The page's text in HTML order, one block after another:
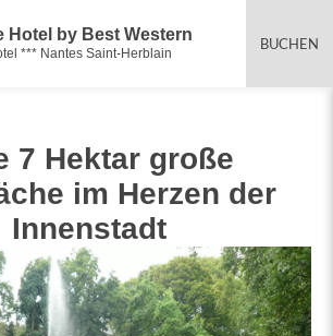
Hotel by Best Western
*** Nantes Saint-Herblain
BUCHEN
7 Hektar große
im Herzen der
Innenstadt